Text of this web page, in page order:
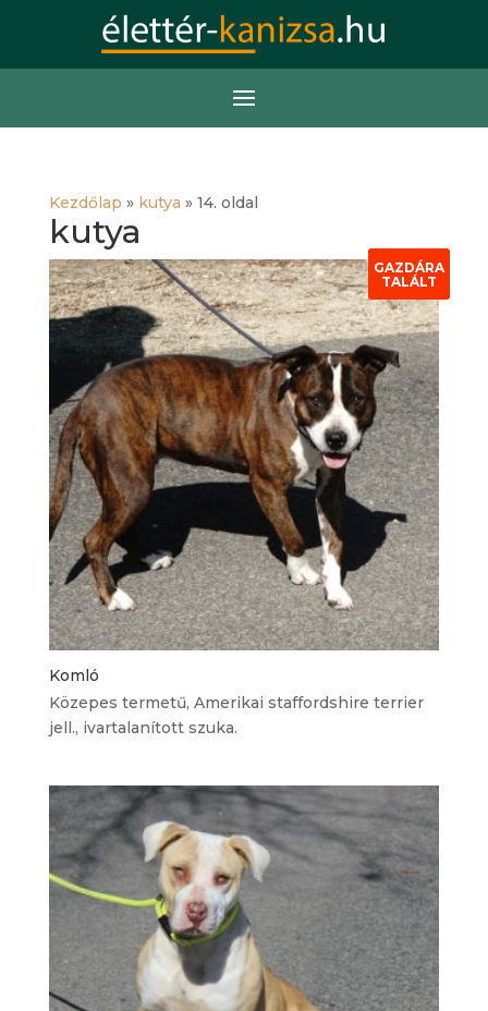
Kezdőlap » kutya » 14. oldal
kutya
GAZDÁRA
TALÁLT
Komló
Közepes termetű, Amerikai staffordshire terrier
jell., ivartalanított szuka.